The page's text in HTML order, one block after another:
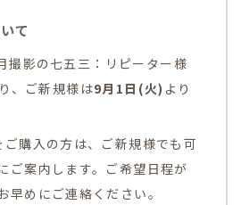
て
撮影の七五三：リピーター様
、ご新規様は9月1日(火) より
購入の方は、ご新規様でも可
ご案内します。ご希望日程が
早めにご連絡ください。